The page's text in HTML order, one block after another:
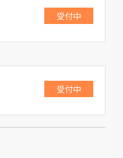
受付中
受付中